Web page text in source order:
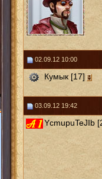
02.09.12 10:00
Кумык [17]
03.09.12 19:42
YcmupuTeJIb